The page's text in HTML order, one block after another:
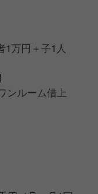
1万円＋子1人
ンルーム借上